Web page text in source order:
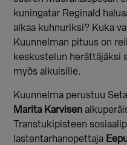
kuningatar Reginald
alkaa kuhnuriksi? Kuka
Kuunnelman pituus on
keskustelun herättäjäksi
myös aikuisille.
Kuunnelma perustuu
Marita Karvisen
Transtukipisteen
lastentarhanopettaja